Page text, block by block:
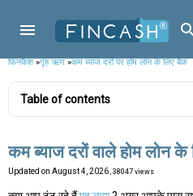
फिनकैश»गृह ऋण»कम ब्याज दरों पर होम लोन के लिए बैंक
Table of contents
कम ब्याज दरों वाले होम लोन के
Updated on August 4, 2026 , 38047 views